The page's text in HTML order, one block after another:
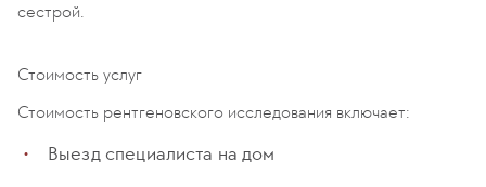
сестрой.
Стоимость услуг
Стоимость рентгеновского исследования включает:
Выезд специалиста на дом